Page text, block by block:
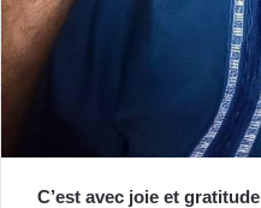
C’est avec joie et